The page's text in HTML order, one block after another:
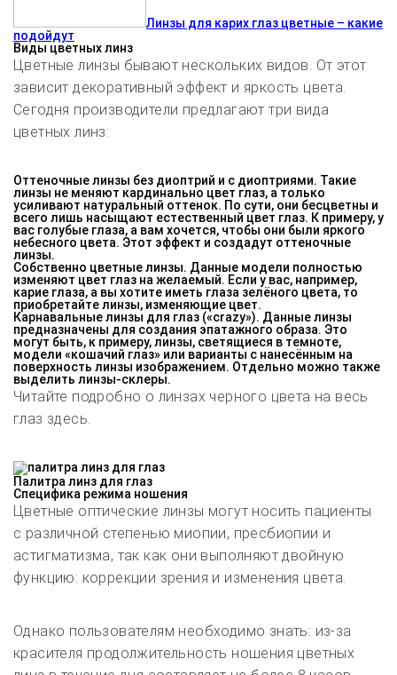
Линзы для карих глаз цветные – какие
подойдут
Виды цветных линз
Цветные линзы бывают нескольких видов. От этот
зависит декоративный эффект и яркость цвета.
Сегодня производители предлагают три вида
цветных линз:
Оттеночные линзы без диоптрий и с диоптриями. Такие
линзы не меняют кардинально цвет глаз, а только
усиливают натуральный оттенок. По сути, они бесцветны и
всего лишь насыщают естественный цвет глаз. К примеру, у
вас голубые глаза, а вам хочется, чтобы они были яркого
небесного цвета. Этот эффект и создадут оттеночные
линзы.
Собственно цветные линзы. Данные модели полностью
изменяют цвет глаз на желаемый. Если у вас, например,
карие глаза, а вы хотите иметь глаза зелёного цвета, то
приобретайте линзы, изменяющие цвет.
Карнавальные линзы для глаз («crazy»). Данные линзы
предназначены для создания эпатажного образа. Это
могут быть, к примеру, линзы, светящиеся в темноте,
модели «кошачий глаз» или варианты с нанесённым на
поверхность линзы изображением. Отдельно можно также
выделить линзы-склеры.
Читайте подробно о линзах черного цвета на весь
глаз здесь.
Палитра линз для глаз
Специфика режима ношения
Цветные оптические линзы могут носить пациенты
с различной степенью миопии, пресбиопии и
астигматизма, так как они выполняют двойную
функцию: коррекции зрения и изменения цвета.
Однако пользователям необходимо знать: из-за
красителя продолжительность ношения цветных